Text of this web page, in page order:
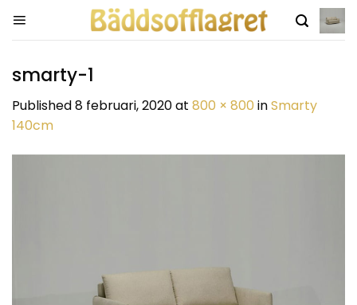
smarty-1
Published8 februari, 2020at 800 × 800 inSmarty
140cm